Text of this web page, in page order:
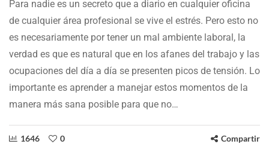
Para nadie es un secreto que a diario en cualquier oficina
de cualquier área profesional se vive el estrés. Pero esto no
es necesariamente por tener un mal ambiente laboral, la
verdad es que es natural que en los afanes del trabajo y las
ocupaciones del día a día se presenten picos de tensión. Lo
importante es aprender a manejar estos momentos de la
manera más sana posible para que no…
1646 0 Compartir